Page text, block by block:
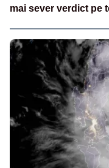
mai sever verdict pe